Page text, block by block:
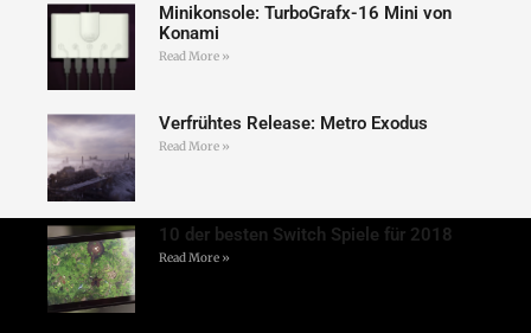
Minikonsole: TurboGrafx-16 Mini von
Konami
Read More »
Verfrühtes Release: Metro Exodus
Read More »
10 der besten Switch Spiele für 2018
Read More »